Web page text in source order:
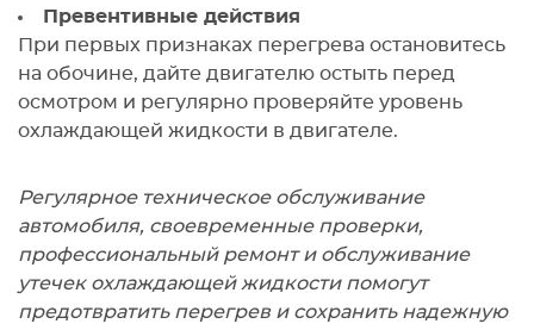
Превентивные действия
При первых признаках перегрева остановитесь
на обочине, дайте двигателю остыть перед
осмотром и регулярно проверяйте уровень
охлаждающей жидкости в двигателе.
Регулярное техническое обслуживание
автомобиля, своевременные проверки,
профессиональный ремонт и обслуживание
утечек охлаждающей жидкости помогут
предотвратить перегрев и сохранить надежную